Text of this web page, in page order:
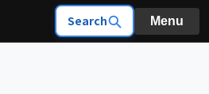
Search Menu